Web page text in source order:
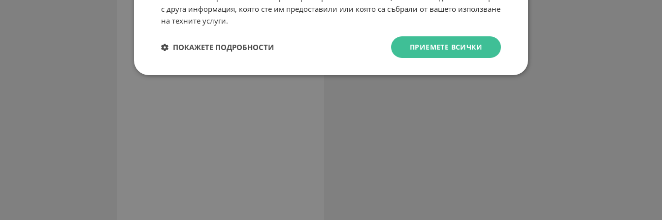
с друга информация, която сте им предоставили или която са събрали от вашето използване
на техните услуги.
ПРИЕМЕТЕ ВСИЧКИ
ПОКАЖЕТЕ ПОДРОБНОСТИ